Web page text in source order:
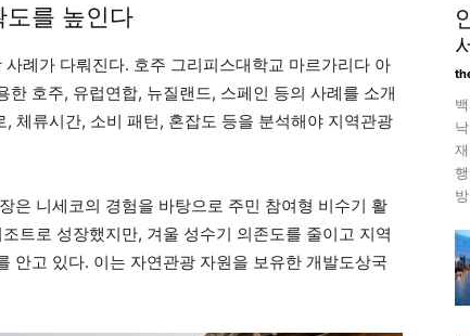
도를 높인다
례가 다뤄진다. 호주 그리피스대학교 마르가리다 아
호주, 유럽연합, 뉴질랜드, 스페인 등의 사례를 소개
체류시간, 소비 패턴, 혼잡도 등을 분석해야 지역관광
은 니세코의 경험을 바탕으로 주민 참여형 비수기 활
트로 성장했지만, 겨울 성수기 의존도를 줄이고 지역
안고 있다. 이는 자연관광 자원을 보유한 개발도상국